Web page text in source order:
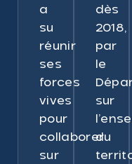
a
su
réunir
ses
forces
vives
pour
collaborer
sur
dès
2018,
par
le
sur
du